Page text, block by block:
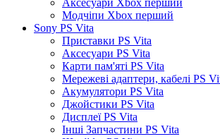
Аксесуари Xbox перший
Модчіпи Xbox перший
Sony PS Vita
Приставки PS Vita
Аксесуари PS Vita
Карти пам'яті PS Vita
Мережеві адаптери, кабелі PS
Акумулятори PS Vita
Джойстики PS Vita
Дисплеї PS Vita
Інші Запчастини PS Vita